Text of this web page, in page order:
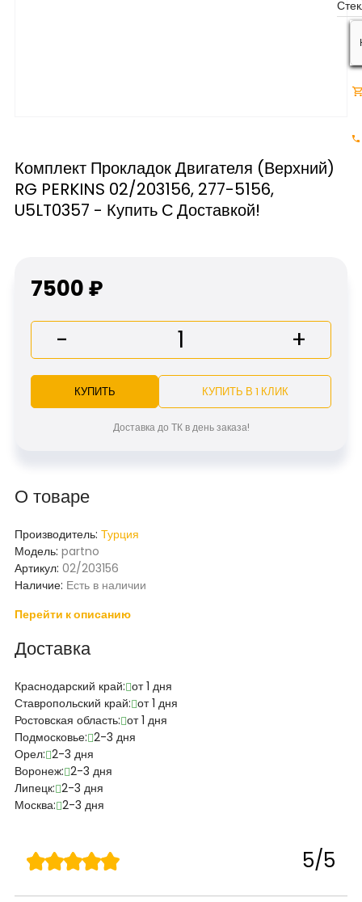
Комплект Прокладок Двигателя (верхний)
RG PERKINS 02/203156, 277-5156,
U5LT0357 - Купить С Доставкой!
О товаре
Производитель: Турция
Модель: partno
Артикул: 02/203156
Наличие: Есть в наличии
Перейти к описанию
Доставка
Краснодарский край: от 1 дня
Ставропольский край: от 1 дня
Ростовская область: от 1 дня
Подмосковье: 2-3 дня
Орел: 2-3 дня
Воронеж: 2-3 дня
Липецк: 2-3 дня
Москва: 2-3 дня
7500 ₽
- +
КУПИТЬ КУПИТЬ В 1 КЛИК
Доставка до ТК в день заказа!
5/5